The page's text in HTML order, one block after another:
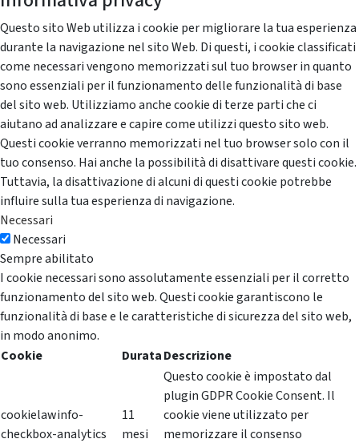
Questo sito Web utilizza i cookie per migliorare la tua esperienza
durante la navigazione nel sito Web. Di questi, i cookie classificati
come necessari vengono memorizzati sul tuo browser in quanto
sono essenziali per il funzionamento delle funzionalità di base
del sito web. Utilizziamo anche cookie di terze parti che ci
aiutano ad analizzare e capire come utilizzi questo sito web.
Questi cookie verranno memorizzati nel tuo browser solo con il
tuo consenso. Hai anche la possibilità di disattivare questi cookie.
Tuttavia, la disattivazione di alcuni di questi cookie potrebbe
influire sulla tua esperienza di navigazione.
Necessari
Necessari
Sempre abilitato
I cookie necessari sono assolutamente essenziali per il corretto
funzionamento del sito web. Questi cookie garantiscono le
funzionalità di base e le caratteristiche di sicurezza del sito web,
in modo anonimo.
Cookie
DurataDescrizione
cookielawinfo-
checkbox-analytics
11
mesi
Questo cookie è impostato dal
plugin GDPR Cookie Consent. Il
cookie viene utilizzato per
memorizzare il consenso